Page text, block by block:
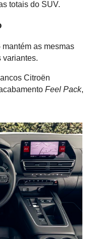
totais do SUV.
as mesmas
variantes.
Citroën
Feel Pack,